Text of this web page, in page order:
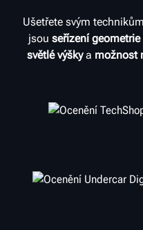
Ušetřete svým
jsou seřízení
světlé výškya možnost